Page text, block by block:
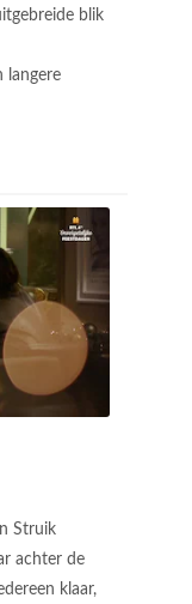
blik
langere
Struik
achter de
klaar,